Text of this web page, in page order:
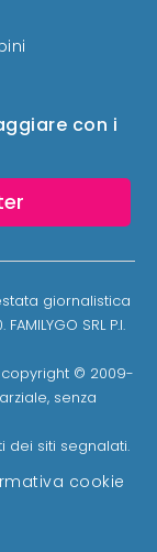
con i
giornalistica
SRL P.I.
© 2009-
senza
dei siti segnalati.
cookie